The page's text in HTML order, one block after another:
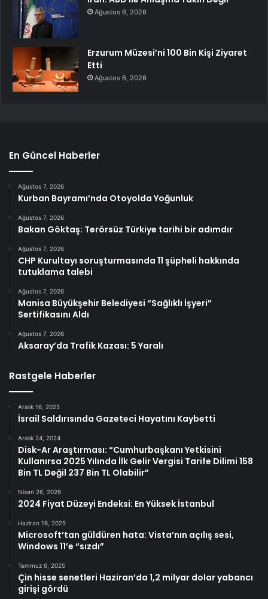
Ağustos 6, 2026
Erzurum Müzesi’ni 100 Bin Kişi Ziyaret
Etti
Ağustos 6, 2026
En Güncel Haberler
Ağustos 7, 2026
Kurban Bayramı’nda Otoyolda Yoğunluk
Ağustos 7, 2026
Bakan Göktaş: Terörsüz Türkiye tarihi bir adımdır
Ağustos 7, 2026
CHP Kurultayı soruşturmasında 11 şüpheli hakkında
tutuklama talebi
Ağustos 7, 2026
Manisa Büyükşehir Belediyesi “Sağlıklı İşyeri”
Sertifikasını Aldı
Ağustos 7, 2026
Aksaray’da Trafik Kazası: 5 Yaralı
Rastgele Haberler
Aralık 16, 2025
İsrail Saldırısında Gazeteci Hayatını Kaybetti
Aralık 24, 2024
Disk-Ar Araştırması: “Cumhurbaşkanı Yetkisini
Kullanırsa 2025 Yılında İlk Gelir Vergisi Tarife Dilimi 158
Bin TL Değil 237 Bin TL Olabilir”
Nisan 26, 2026
2024 Fiyat Düzeyi Endeksi: En Yüksek İstanbul
Haziran 16, 2025
Microsoft’tan güldüren hata: Vista’nın açılış sesi,
Windows 11’e “sızdı”
Temmuz 6, 2025
Çin hisse senetleri Haziran’da 1,2 milyar dolar yabancı
girişi gördü